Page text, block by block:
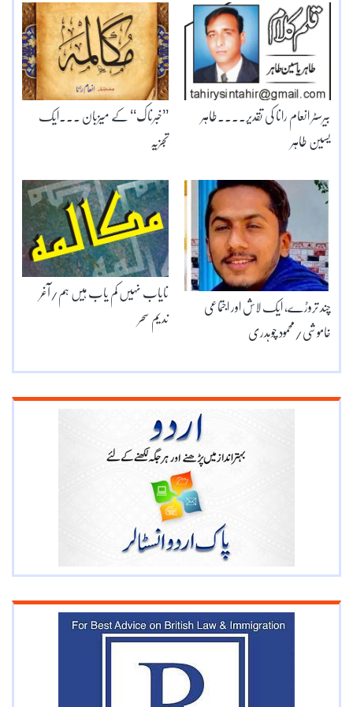
’’خبرناک‘‘ کے میزبان ۔۔۔ایک
تجزیہ
بیرسٹر انعام رانا کی تقدیر۔۔۔۔طاہر
یسین طاہر
نایاب نہیں کم یاب ہیں ہم/آغر
ندیم سحر
چند تروڑے، ایک لاش اور اجتماعی
خاموشی/محمود چوہدری